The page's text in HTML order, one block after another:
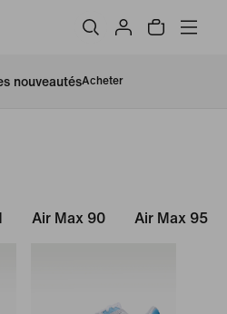
nouveautésAcheter
Air Max 90 Air Max 95